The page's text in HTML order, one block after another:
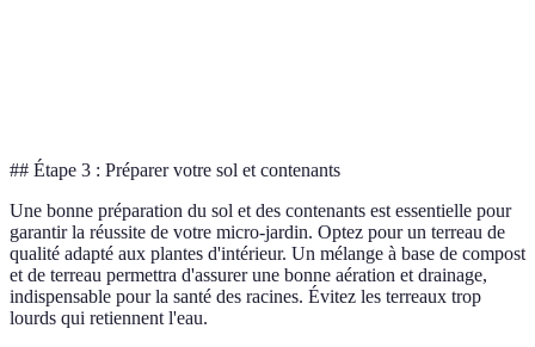
## Étape 3 : Préparer votre sol et contenants
Une bonne préparation du sol et des contenants est essentielle pour
garantir la réussite de votre micro-jardin. Optez pour un terreau de
qualité adapté aux plantes d'intérieur. Un mélange à base de compost
et de terreau permettra d'assurer une bonne aération et drainage,
indispensable pour la santé des racines. Évitez les terreaux trop
lourds qui retiennent l'eau.